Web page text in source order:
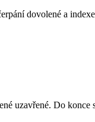
dovolené a
uzavřené. Do